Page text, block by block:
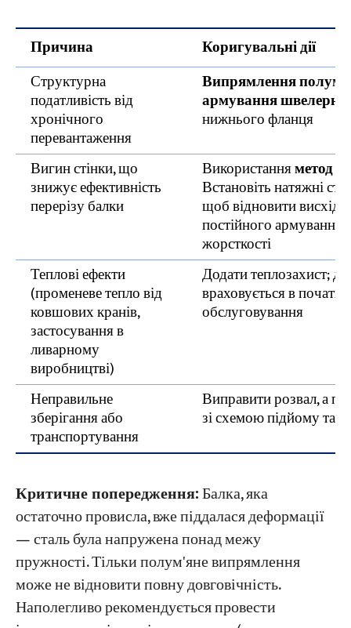
Причина
Коригувальні дії
Структурна
податливість від
хронічного
перевантаження
Випрямлення
армування
нижнього фланця
Вигин стінки, що
знижує ефективність
перерізу балки
Використанняметод
Встановіть натяжні
щоб відновити
постійного армування
жорсткості
Теплові ефекти
(променеве тепло від
ковшових кранів,
застосування в
ливарному
виробництві)
Додати теплозахист;
враховується в
обслуговування
Неправильне
зберігання або
транспортування
Виправити розвал, а
зі схемою підйому та
Критичне попередження:Балка, яка
остаточно провисла, вже піддалася деформації
— сталь була напружена понад межу
пружності. Тільки полум'яне випрямлення
може не відновити повну довговічність.
Наполегливо рекомендується провести